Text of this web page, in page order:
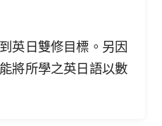
英日雙修目標。另因
將所學之英日語以數